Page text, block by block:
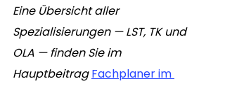
Eine Übersicht aller
Spezialisierungen — LST, TK und
OLA — finden Sie im
Hauptbeitrag Fachplaner im